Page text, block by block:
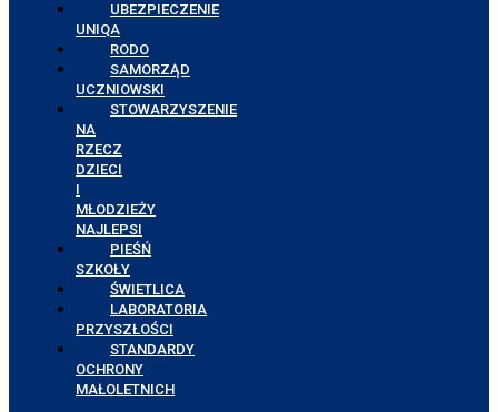
UBEZPIECZENIE
UNIQA
RODO
SAMORZĄD
UCZNIOWSKI
STOWARZYSZENIE
NA
RZECZ
DZIECI
I
MŁODZIEŻY
NAJLEPSI
PIEŚŃ
SZKOŁY
ŚWIETLICA
LABORATORIA
PRZYSZŁOŚCI
STANDARDY
OCHRONY
MAŁOLETNICH